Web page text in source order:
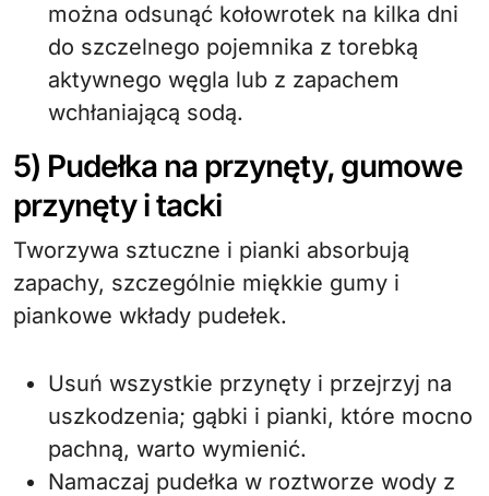
można odsunąć kołowrotek na kilka dni
do szczelnego pojemnika z torebką
aktywnego węgla lub z zapachem
wchłaniającą sodą.
5) Pudełka na przynęty, gumowe
przynęty i tacki
Tworzywa sztuczne i pianki absorbują
zapachy, szczególnie miękkie gumy i
piankowe wkłady pudełek.
Usuń wszystkie przynęty i przejrzyj na
uszkodzenia; gąbki i pianki, które mocno
pachną, warto wymienić.
Namaczaj pudełka w roztworze wody z